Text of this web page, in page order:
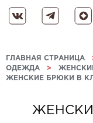
ГЛАВНАЯ СТРАНИЦА
ОДЕЖДА >
ЖЕНСКИЕ БРЮКИ В